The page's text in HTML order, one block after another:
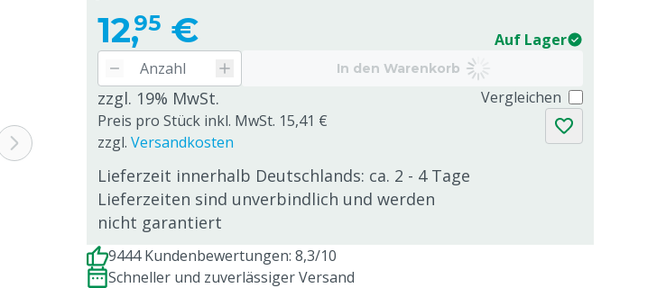
12,95 € Auf Lager
In den Warenkorb
zzgl. 19% MwSt.
Preis pro Stück inkl. MwSt. 15,41 €
zzgl. Versandkosten
Lieferzeit innerhalb Deutschlands: ca. 2 - 4 Tage
Lieferzeiten sind unverbindlich und werden
nicht garantiert
Vergleichen
9444 Kundenbewertungen: 8,3/10
Schneller und zuverlässiger Versand